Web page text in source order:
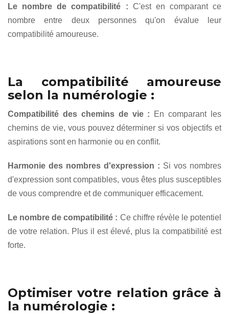
Le nombre de compatibilité : C'est en comparant ce
nombre entre deux personnes qu'on évalue leur
compatibilité amoureuse.
La compatibilité amoureuse
selon la numérologie :
Compatibilité des chemins de vie : En comparant les
chemins de vie, vous pouvez déterminer si vos objectifs et
aspirations sont en harmonie ou en conflit.
Harmonie des nombres d'expression : Si vos nombres
d'expression sont compatibles, vous êtes plus susceptibles
de vous comprendre et de communiquer efficacement.
Le nombre de compatibilité : Ce chiffre révèle le potentiel
de votre relation. Plus il est élevé, plus la compatibilité est
forte.
Optimiser votre relation grâce à
la numérologie :